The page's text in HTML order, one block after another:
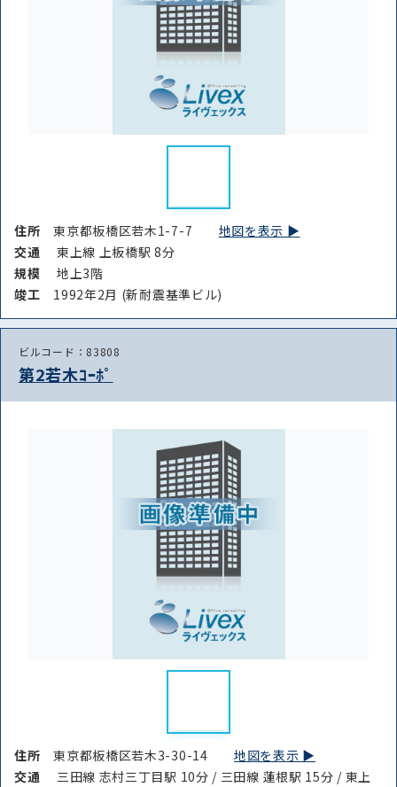
住所東京都板橋区若木1-7-7 地図を表示 ▶︎
交通
東上線 上板橋駅 8分
規模
地上3階
竣⼯ 1992年2月 (新耐震基準ビル)
ビルコード：83808
第2若木ｺｰﾎﾟ
住所東京都板橋区若木3-30-14地図を表示 ▶︎
交通
三田線 志村三丁目駅 10分 / 三田線 蓮根駅 15分 / 東上